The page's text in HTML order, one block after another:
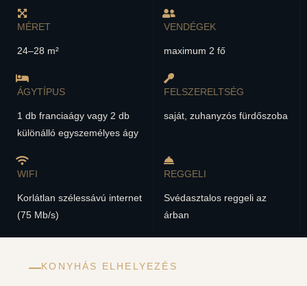
MÉRET
24–28 m²
VENDÉGEK
maximum 2 fő
ÁGYTÍPUS
1 db franciaágy vagy 2 db
különálló egyszemélyes ágy
FELSZERELTSÉG
saját, zuhanyzós fürdőszoba
WIFI
Korlátlan szélessávú internet
(75 Mb/s)
REGGELI
Svédasztalos reggeli az
árban
KONYHÁS ELHELYEZÉS